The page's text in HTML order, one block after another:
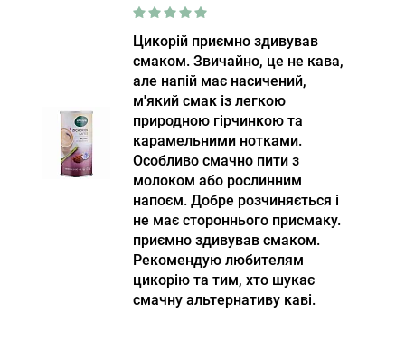
Цикорій приємно здивував
смаком. Звичайно, це не кава,
але напій має насичений,
м'який смак із легкою
природною гірчинкою та
карамельними нотками.
Особливо смачно пити з
молоком або рослинним
напоєм. Добре розчиняється і
не має стороннього присмаку.
приємно здивував смаком.
Рекомендую любителям
цикорію та тим, хто шукає
смачну альтернативу каві.